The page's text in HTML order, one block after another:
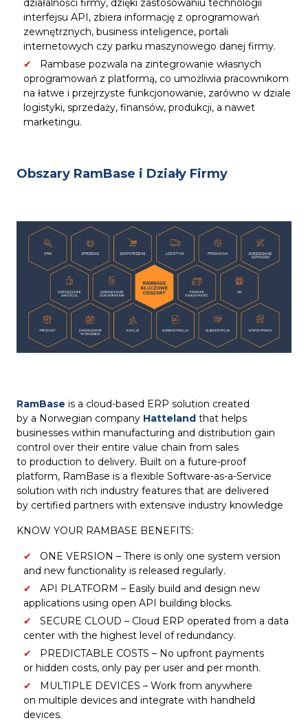
działalności firmy, dzięki zastosowaniu technologii
interfejsu API, zbiera informację z oprogramowań
zewnętrznych, business inteligence, portali
internetowych czy parku maszynowego danej firmy.
Rambase pozwala na zintegrowanie własnych
oprogramowań z platformą, co umożliwia pracownikom
na łatwe i przejrzyste funkcjonowanie, zarówno w dziale
logistyki, sprzedaży, finansów, produkcji, a nawet
marketingu.
Obszary RamBase i Działy Firmy
RamBase is a cloud-based ERP solution created
by a Norwegian company Hatteland that helps
businesses within manufacturing and distribution gain
control over their entire value chain from sales
to production to delivery. Built on a future-proof
platform, RamBase is a flexible Software-as-a-Service
solution with rich industry features that are delivered
by certified partners with extensive industry knowledge
KNOW YOUR RAMBASE BENEFITS:
ONE VERSION – There is only one system version
and new functionality is released regularly.
API PLATFORM – Easily build and design new
applications using open API building blocks.
SECURE CLOUD – Cloud ERP operated from a data
center with the highest level of redundancy.
PREDICTABLE COSTS – No upfront payments
or hidden costs, only pay per user and per month.
MULTIPLE DEVICES – Work from anywhere
on multiple devices and integrate with handheld
devices.